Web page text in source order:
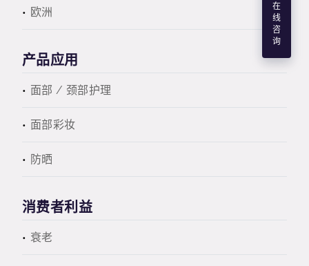
欧洲
产品应用
面部 / 颈部护理
面部彩妆
防晒
消费者利益
衰老
在
线
咨
询